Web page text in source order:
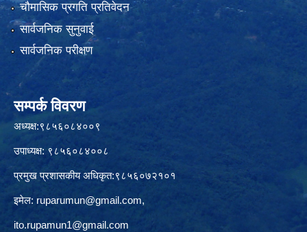
चौमासिक प्रगति प्रतिवेदन
सार्वजनिक सुनुवाई
सार्वजनिक परीक्षण
सम्पर्क विवरण
अध्यक्ष:९८५६०८४००९
उपाध्यक्ष: ९८५६०८४००८
प्रमुख प्रशासकीय अधिकृत:९८५६०७२१०१
इमेल: ruparumun@gmail.com,
ito.rupamun1@gmail.com